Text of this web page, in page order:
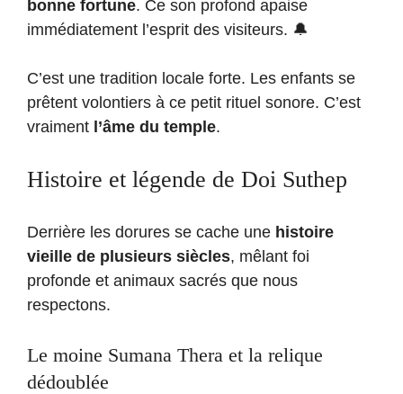
bonne fortune. Ce son profond apaise
immédiatement l’esprit des visiteurs. 🔔
C’est une tradition locale forte. Les enfants se
prêtent volontiers à ce petit rituel sonore. C’est
vraiment l’âme du temple.
Histoire et légende de Doi Suthep
Derrière les dorures se cache une histoire
vieille de plusieurs siècles, mêlant foi
profonde et animaux sacrés que nous
respectons.
Le moine Sumana Thera et la relique
dédoublée